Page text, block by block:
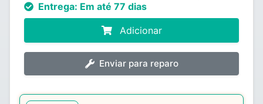
Entrega: Em até 77 dias
Adicionar
Enviar para reparo